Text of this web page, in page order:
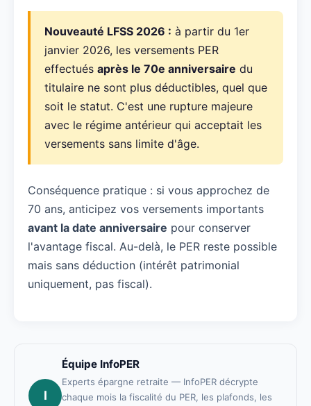
Nouveauté LFSS 2026 : à partir du 1er
janvier 2026, les versements PER
effectués après le 70e anniversaire du
titulaire ne sont plus déductibles, quel que
soit le statut. C'est une rupture majeure
avec le régime antérieur qui acceptait les
versements sans limite d'âge.
Conséquence pratique : si vous approchez de
70 ans, anticipez vos versements importants
avant la date anniversaire pour conserver
l'avantage fiscal. Au-delà, le PER reste possible
mais sans déduction (intérêt patrimonial
uniquement, pas fiscal).
I
Équipe InfoPER
Experts épargne retraite — InfoPER décrypte
chaque mois la fiscalité du PER, les plafonds, les